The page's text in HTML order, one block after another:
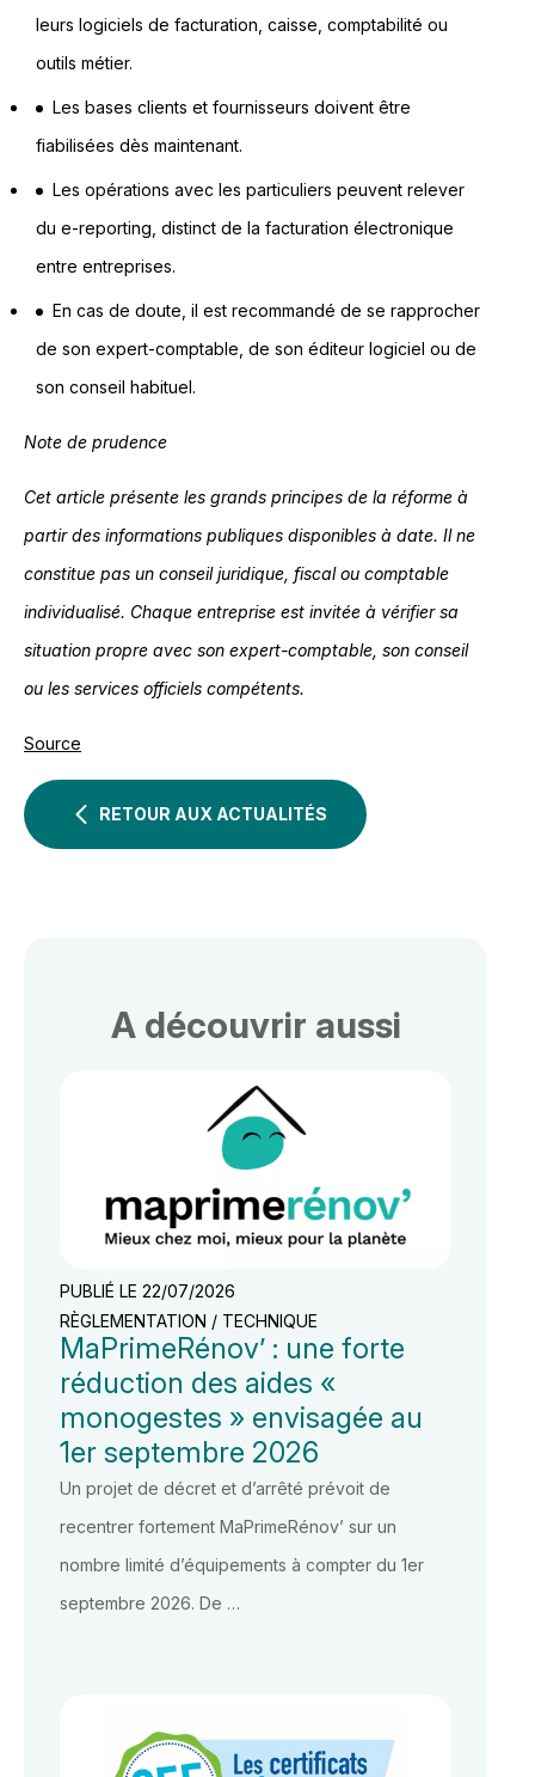
leurs logiciels de facturation, caisse, comptabilité ou
outils métier.
Les bases clients et fournisseurs doivent être
fiabilisées dès maintenant.
Les opérations avec les particuliers peuvent relever
du e-reporting, distinct de la facturation électronique
entre entreprises.
En cas de doute, il est recommandé de se rapprocher
de son expert-comptable, de son éditeur logiciel ou de
son conseil habituel.
Note de prudence
Cet article présente les grands principes de la réforme à
partir des informations publiques disponibles à date. Il ne
constitue pas un conseil juridique, fiscal ou comptable
individualisé. Chaque entreprise est invitée à vérifier sa
situation propre avec son expert-comptable, son conseil
ou les services officiels compétents.
Source
RETOUR AUX ACTUALITÉS
A découvrir aussi
PUBLIÉ LE 22/07/2026
RÈGLEMENTATION / TECHNIQUE
MaPrimeRénov’ : une forte
réduction des aides «
monogestes » envisagée au
1er septembre 2026
Un projet de décret et d’arrêté prévoit de
recentrer fortement MaPrimeRénov’ sur un
nombre limité d’équipements à compter du 1er
septembre 2026. De …